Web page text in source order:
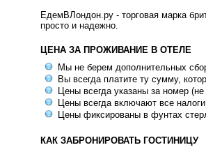
ЕдемВЛондон.ру - торговая марка
просто и надежно.
ЦЕНА ЗА ПРОЖИВАНИЕ В ОТЕЛЕ
Мы не берем дополнительных
Вы всегда платите ту сумму,
Цены всегда указаны за номер
Цены всегда включают все
Цены фиксированы в фунтах
КАК ЗАБРОНИРОВАТЬ ГОСТИНИЦУ